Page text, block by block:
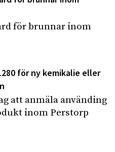
för brunnar inom
för ny kemikalie eller
att anmäla använding
inom Perstorp